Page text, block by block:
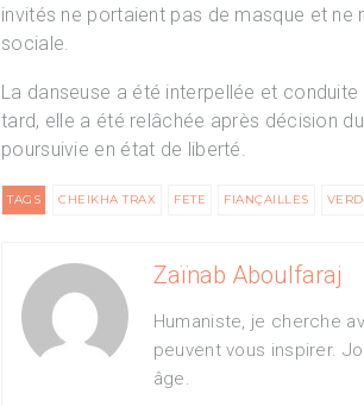
invités ne portaient pas de masque et
sociale.
La danseuse a été interpellée et
tard, elle a été relâchée après décision
poursuivie en état de liberté.
TAGS CHEIKHA TRAX FETE FIANÇAILLES
Zaïnab Aboulfaraj
Humaniste, je cherche
peuvent vous inspirer.
âge.